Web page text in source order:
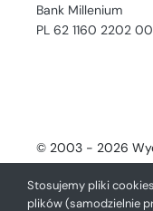
Bank Millenium
PL 62 1160 2202
© 2003 - 2026
Stosujemy pliki
plików (samodzielnie